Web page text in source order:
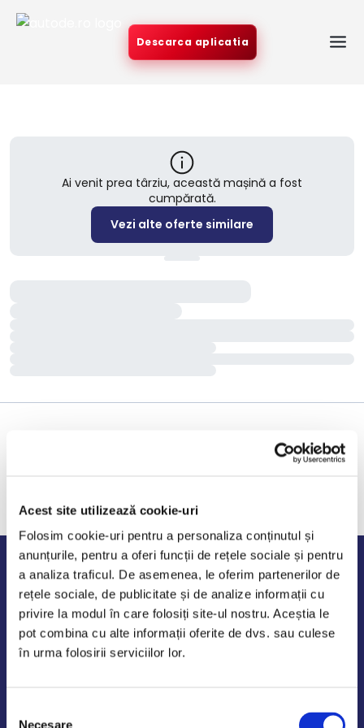
Acest site utilizează cookie-uri
Folosim cookie-uri pentru a personaliza conținutul și
anunțurile, pentru a oferi funcții de rețele sociale și pentru
a analiza traficul. De asemenea, le oferim partenerilor de
rețele sociale, de publicitate și de analize informații cu
privire la modul în care folosiți site-ul nostru. Aceștia le
pot combina cu alte informații oferite de dvs. sau culese
în urma folosirii serviciilor lor.
Necesare
Descarca aplicatia
Ai venit prea târziu, această mașină a fost
cumpărată.
Vezi alte oferte similare
Program de lucru
Luni - Vineri: 09:00-18:00
Sambata - Duminica: 10:00-14:00